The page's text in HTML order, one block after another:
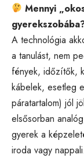
Mennyi
A technológia
a tanulást, nem
fények, időzítők,
kábelek, esetleg
páratartalom) jól
elsősorban
gyerek a
iroda vagy nappali.